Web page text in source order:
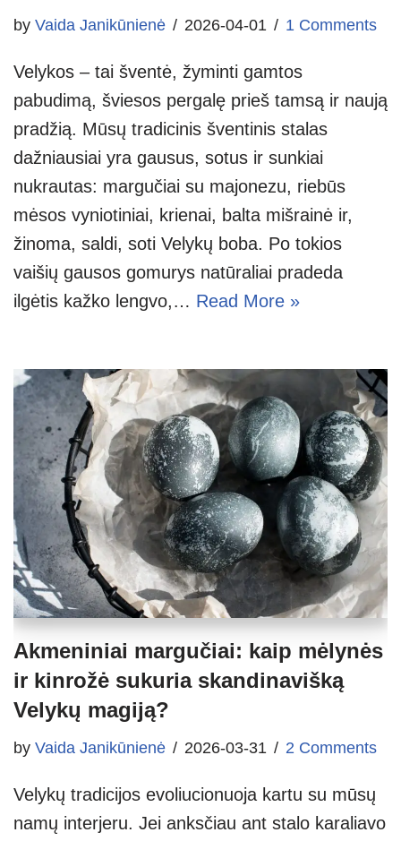
by Vaida Janikūnienė 2026-04-01 1 Comments
Velykos – tai šventė, žyminti gamtos
pabudimą, šviesos pergalę prieš tamsą ir naują
pradžią. Mūsų tradicinis šventinis stalas
dažniausiai yra gausus, sotus ir sunkiai
nukrautas: margučiai su majonezu, riebūs
mėsos vyniotiniai, krienai, balta mišrainė ir,
žinoma, saldi, soti Velykų boba. Po tokios
vaišių gausos gomurys natūraliai pradeda
ilgėtis kažko lengvo,… Read More »
Akmeniniai margučiai: kaip mėlynės
ir kinrožė sukuria skandinavišką
Velykų magiją?
by Vaida Janikūnienė 2026-03-31 2 Comments
Velykų tradicijos evoliucionuoja kartu su mūsų
namų interjeru. Jei anksčiau ant stalo karaliavo